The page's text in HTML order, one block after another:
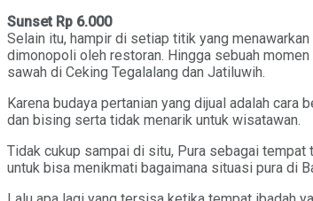
Sunset Rp 6.000
Selain itu, hampir di setiap titik yang
dimonopoli oleh restoran. Hingga sebuah
sawah di Ceking Tegalalang dan Jatiluwih.
Karena budaya pertanian yang dijual adalah
dan bising serta tidak menarik untuk wisatawan.
Tidak cukup sampai di situ, Pura sebagai tempat
untuk bisa menikmati bagaimana situasi pura di